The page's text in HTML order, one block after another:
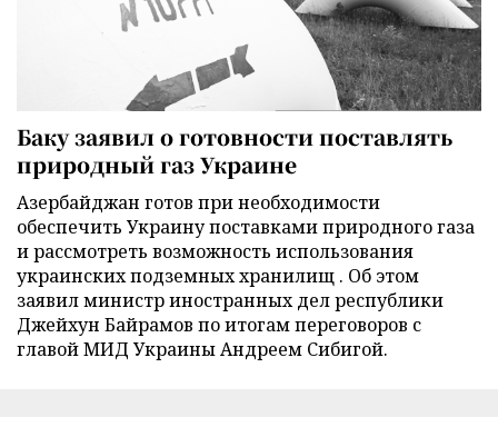
Баку заявил о готовности поставлять
природный газ Украине
Азербайджан готов при необходимости
обеспечить Украину поставками природного газа
и рассмотреть возможность использования
украинских подземных хранилищ . Об этом
заявил министр иностранных дел республики
Джейхун Байрамов по итогам переговоров с
главой МИД Украины Андреем Сибигой.